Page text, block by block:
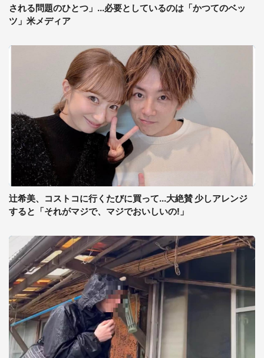
される問題のひとつ」...必要としているのは「かつてのベッ
ツ」米メディア
辻希美、コストコに行くたびに買って...大絶賛 少しアレンジ
すると「それがマジで、マジでおいしいの!」